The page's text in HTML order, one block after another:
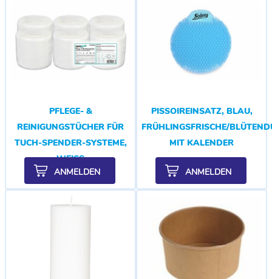
PFLEGE- &
REINIGUNGSTÜCHER FÜR
TUCH-SPENDER-SYSTEME,
WEISS
ANMELDEN
PISSOIREINSATZ, BLAU,
FRÜHLINGSFRISCHE/
MIT KALENDER
ANMELDEN